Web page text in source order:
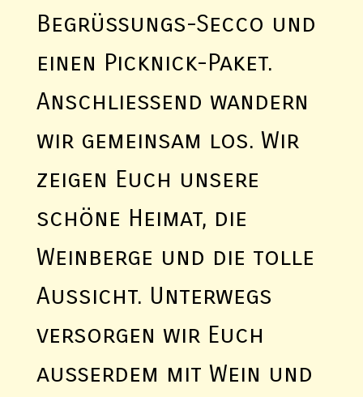
Begrüßungs-Secco und
einen Picknick-Paket.
Anschließend wandern
wir gemeinsam los. Wir
zeigen Euch unsere
schöne Heimat, die
Weinberge und die tolle
Aussicht. Unterwegs
versorgen wir Euch
außerdem mit Wein und